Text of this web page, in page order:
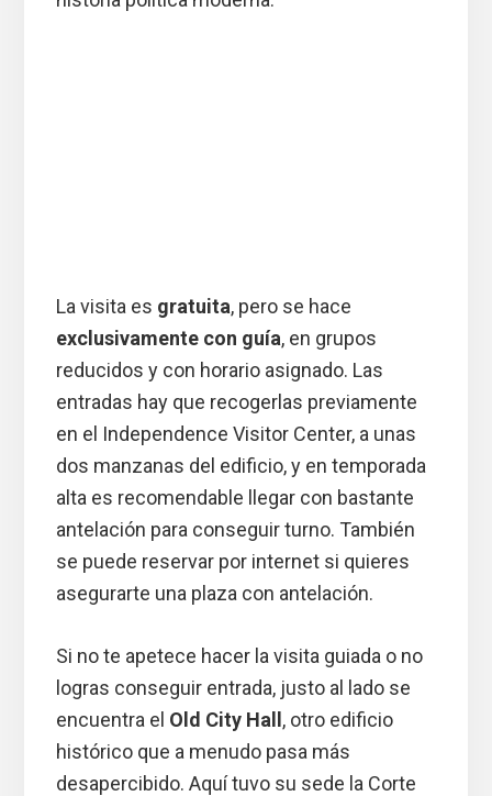
La visita es gratuita, pero se hace
exclusivamente con guía, en grupos
reducidos y con horario asignado. Las
entradas hay que recogerlas previamente
en el Independence Visitor Center, a unas
dos manzanas del edificio, y en temporada
alta es recomendable llegar con bastante
antelación para conseguir turno. También
se puede reservar por internet si quieres
asegurarte una plaza con antelación.
Si no te apetece hacer la visita guiada o no
logras conseguir entrada, justo al lado se
encuentra el Old City Hall, otro edificio
histórico que a menudo pasa más
desapercibido. Aquí tuvo su sede la Corte